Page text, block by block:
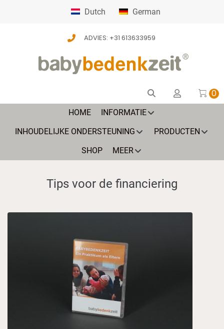
Dutch German
ADVIES: +31 613633959
0
HOME
INFORMATIE
INHOUDELIJKE ONDERSTEUNING
PRODUCTEN
SHOP
MEER
Tips voor de financiering